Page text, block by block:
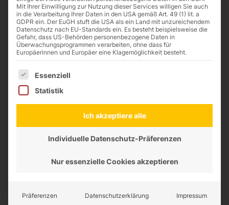
noch unserem Zulieferer bzw. Subunternehmer ein
Verschulden trifft oder wir im Einzelfall zur
Beschaffung nicht verpflichtet sind.
Liefertermine oder -fristen verschieben bzw.
verlängern sich angemessen, wenn wir durch höhere
Gewalt, aufgrund von Arbeitskämpfen oder aufgrund
(insbesondere auch pandemische, epidemische oder
Erbringung der Leistung gehindert sind. Die
Unmöglichkeit der Beschaffung von Rohstoffen und
Transportmitteln werden den vorstehenden Fällen
gleichgestellt. Dies gilt auch, wenn entsprechende
Störungen, die wir nicht zu vertreten haben oder die
unseres Kunden, unmittelbar beeinflussen können,
vertraglicher und gesetzlicher Treue- und
Mit Ihrer Einwilligung zur Nutzung dieser Services willigen Sie auch
in die Verarbeitung Ihrer Daten in den USA gemäß Art. 49 (1) lit. a
GDPR ein. Der EuGH stuft die USA als ein Land mit unzureichendem
Datenschutz nach EU-Standards ein. Es besteht beispielsweise die
Gefahr, dass US-Behörden personenbezogene Daten in
Überwachungsprogrammen verarbeiten, ohne dass für
Europäerinnen und Europäer eine Klagemöglichkeit besteht.
Es folgt eine Liste der Service-Gruppen, für die eine
Essenziell
Statistik
Ich akzeptiere alle
Individuelle Datenschutz-Präferenzen
Nur essenzielle Cookies akzeptieren
Präferenzen Datenschutzerklärung Impressum